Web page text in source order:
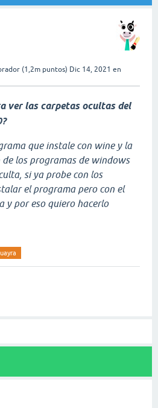
(1,2m puntos) Dic 14, 2021 en
ver las carpetas ocultas del
que instale con wine y la
los programas de windows
si ya probe con los
el programa pero con el
y por eso quiero hacerlo